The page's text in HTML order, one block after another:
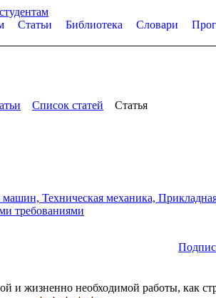
Статьи Библиотека Словари
Список статей Статья
Техническая механика,
требованиями
и жизненно необходимой работы, как